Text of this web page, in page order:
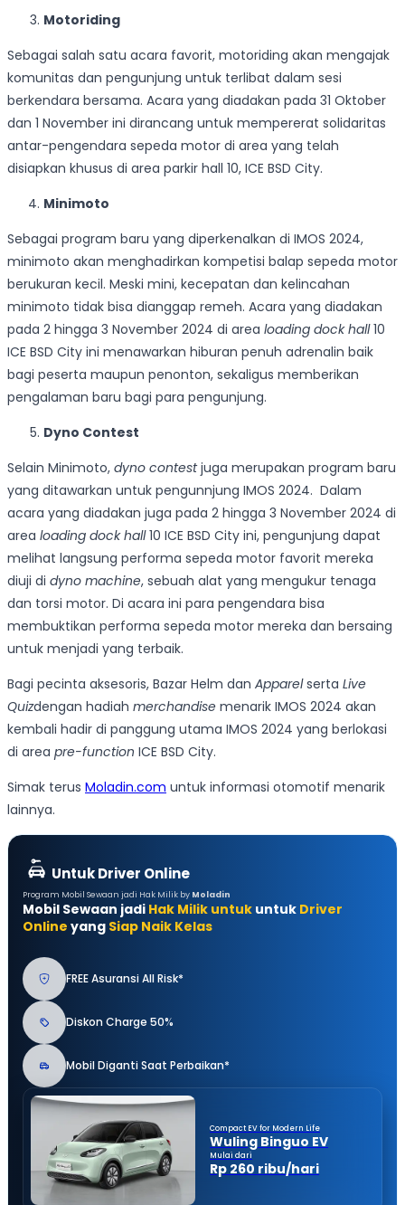
Motoriding
Sebagai salah satu acara favorit, motoriding akan mengajak
komunitas dan pengunjung untuk terlibat dalam sesi
berkendara bersama. Acara yang diadakan pada 31 Oktober
dan 1 November ini dirancang untuk mempererat solidaritas
antar-pengendara sepeda motor di area yang telah
disiapkan khusus di area parkir hall 10, ICE BSD City.
Minimoto
Sebagai program baru yang diperkenalkan di IMOS 2024,
minimoto akan menghadirkan kompetisi balap sepeda motor
berukuran kecil. Meski mini, kecepatan dan kelincahan
minimoto tidak bisa dianggap remeh. Acara yang diadakan
pada 2 hingga 3 November 2024 di area loading dock hall10
ICE BSD City ini menawarkan hiburan penuh adrenalin baik
bagi peserta maupun penonton, sekaligus memberikan
pengalaman baru bagi para pengunjung.
Dyno Contest
Selain Minimoto, dyno contestjuga merupakan program baru
yang ditawarkan untuk pengunnjung IMOS 2024. Dalam
acara yang diadakan juga pada 2 hingga 3 November 2024 di
area loading dock hall10 ICE BSD City ini, pengunjung dapat
melihat langsung performa sepeda motor favorit mereka
diuji di dyno machine, sebuah alat yang mengukur tenaga
dan torsi motor. Di acara ini para pengendara bisa
membuktikan performa sepeda motor mereka dan bersaing
untuk menjadi yang terbaik.
Bagi pecinta aksesoris, Bazar Helm dan Apparelserta Live
Quizdengan hadiah merchandise menarik IMOS 2024 akan
kembali hadir di panggung utama IMOS 2024 yang berlokasi
di area pre-function ICE BSD City.
Simak terus Moladin.com untuk informasi otomotif menarik
lainnya.
Untuk Driver Online
Program Mobil Sewaan jadi Hak Milik by Moladin
Mobil Sewaan jadi Hak Milik untuk untuk Driver
Online yang Siap Naik Kelas
FREE Asuransi All Risk*
Diskon Charge 50%
Mobil Diganti Saat Perbaikan*
Compact EV for Modern Life
Wuling Binguo EV
Mulai dari
Rp 260 ribu/hari